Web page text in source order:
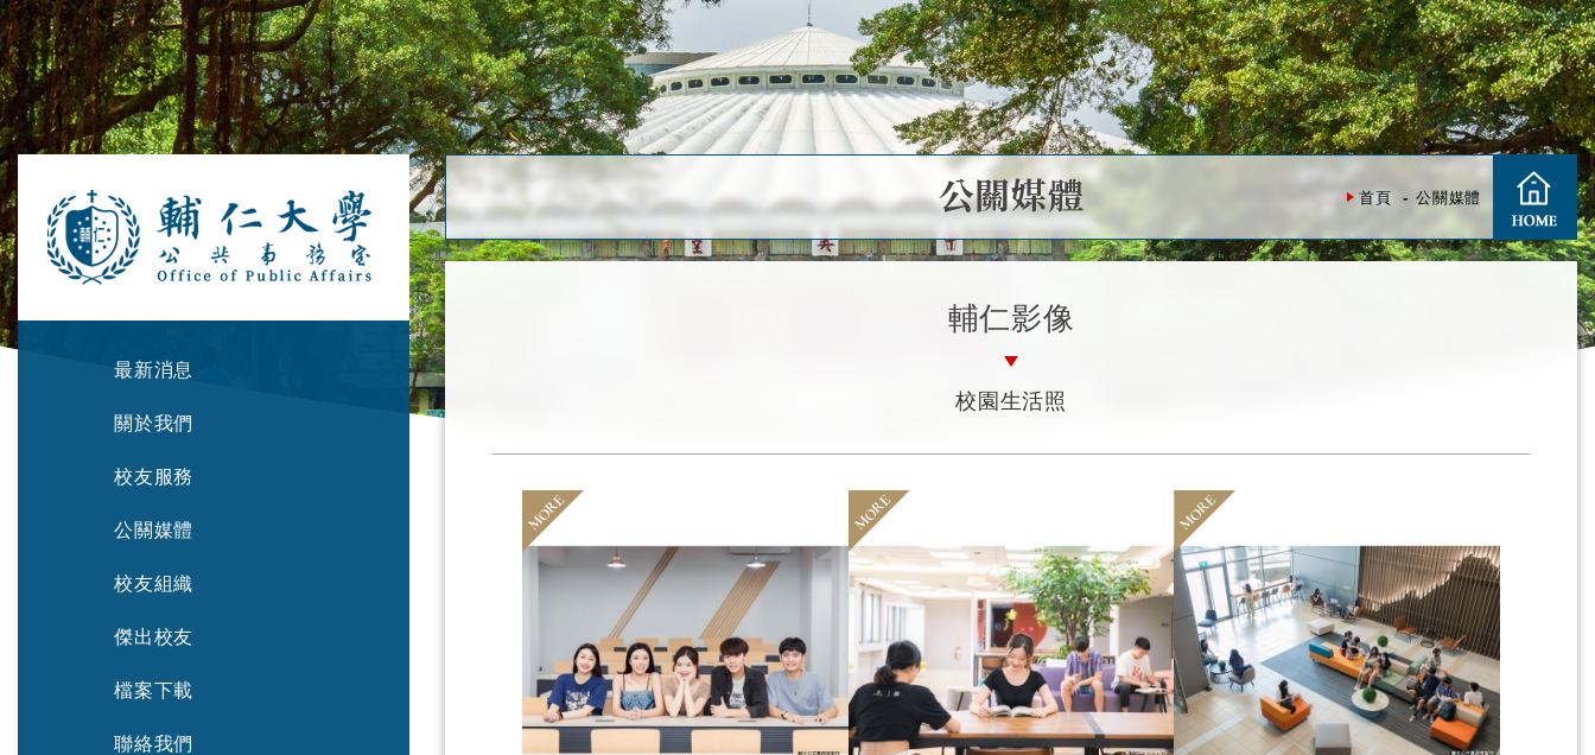
最新消息
關於我們
校友服務
公關媒體
校友組織
傑出校友
檔案下載
聯絡我們
首頁 公關媒體
公關媒體
輔仁影像
校園生活照